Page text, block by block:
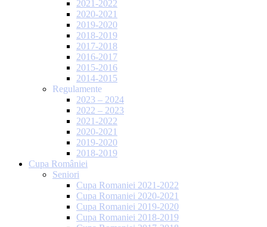
2021-2022
2020-2021
2019-2020
2018-2019
2017-2018
2016-2017
2015-2016
2014-2015
Regulamente
2023 – 2024
2022 – 2023
2021-2022
2020-2021
2019-2020
2018-2019
Cupa României
Seniori
Cupa Romaniei 2021-2022
Cupa Romaniei 2020-2021
Cupa Romaniei 2019-2020
Cupa Romaniei 2018-2019